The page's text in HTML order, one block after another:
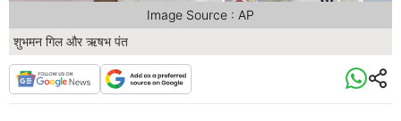
शुभमन गिल और ऋषभ पंत
Image Source : AP